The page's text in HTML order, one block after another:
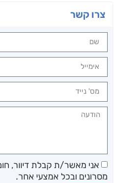
צרו קשר
אני מאשר/ת קבלת דיוור,
מסרונים ובכל אמצעי אחר.